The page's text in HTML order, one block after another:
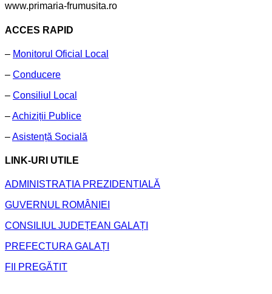
www.primaria-frumusita.ro
ACCES RAPID
– Monitorul Oficial Local
– Conducere
– Consiliul Local
–Achiziții Publice
–Asistență Socială
LINK-URI UTILE
ADMINISTRAȚIA PREZIDENȚIALĂ
GUVERNUL ROMÂNIEI
CONSILIUL JUDEȚEAN GALAȚI
PREFECTURA GALAȚI
FII PREGĂTIT